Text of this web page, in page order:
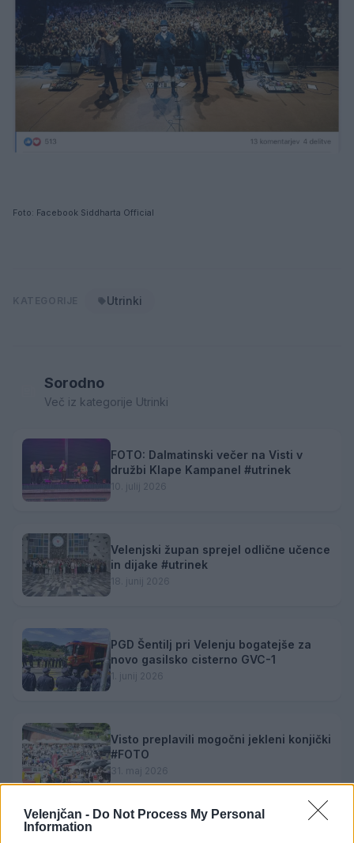
Velenjčan - Do Not Process My Personal
Information
Foto: Facebook Siddharta Official
Utrinki
Sorodno
Več iz kategorije Utrinki
FOTO: Dalmatinski večer na Visti v
družbi Klape Kampanel #utrinek
10. julij 2026
Velenjski župan sprejel odlične učence
in dijake #utrinek
18. junij 2026
PGD Šentilj pri Velenju bogatejše za
novo gasilsko cisterno GVC-1
1. junij 2026
Visto preplavili mogočni jekleni konjički
#FOTO
31. maj 2026